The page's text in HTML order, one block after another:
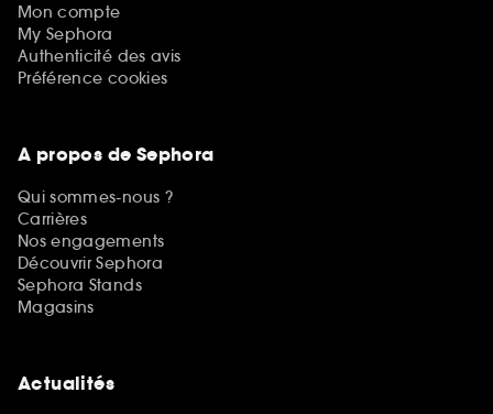
Mon compte
My Sephora
Authenticité des avis
Préférence cookies
A propos de Sephora
Qui sommes-nous ?
Carrières
Nos engagements
Découvrir Sephora
Sephora Stands
Magasins
Actualités